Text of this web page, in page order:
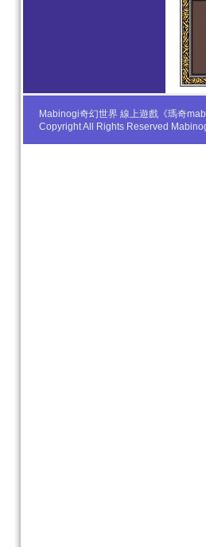
学
Mabinogi奇幻世界 線上遊戲《瑪奇
Copyright All Rights Reserved